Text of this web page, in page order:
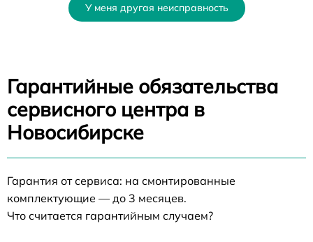
У меня другая неисправность
Гарантийные обязательства
сервисного центра в
Новосибирске
Гарантия от сервиса: на смонтированные
комплектующие — до 3 месяцев.
Что считается гарантийным случаем?